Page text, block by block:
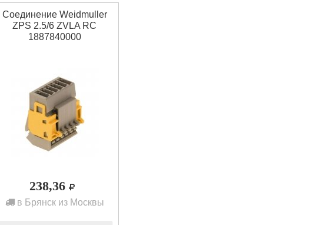
Соединение Weidmuller
ZPS 2.5/6 ZVLA RC
1887840000
238,36
в Брянск из Москвы